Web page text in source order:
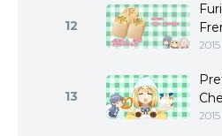
12
2015
13
2015